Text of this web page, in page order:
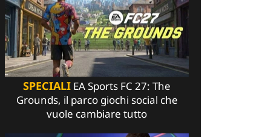
SPECIALI EA Sports FC 27: The
Grounds, il parco giochi social che
vuole cambiare tutto